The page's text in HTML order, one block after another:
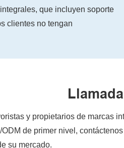
que incluyen soporte
clientes no tengan
y propietarios de
de primer nivel,
su mercado.